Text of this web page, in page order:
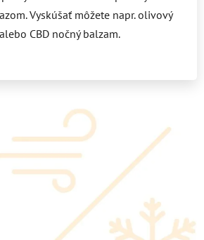
Vyskúšať môžete napr. olivový
CBD nočný balzam.